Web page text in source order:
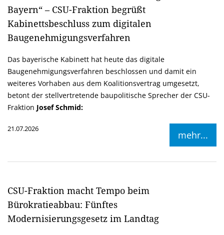
Bayern“ – CSU-Fraktion begrüßt
Kabinettsbeschluss zum digitalen
Baugenehmigungsverfahren
Das bayerische Kabinett hat heute das digitale
Baugenehmigungsverfahren beschlossen und damit ein
weiteres Vorhaben aus dem Koalitionsvertrag umgesetzt,
betont der stellvertretende baupolitische Sprecher der CSU-
Fraktion Josef Schmid:
21.07.2026
mehr...
CSU-Fraktion macht Tempo beim
Bürokratieabbau: Fünftes
Modernisierungsgesetz im Landtag